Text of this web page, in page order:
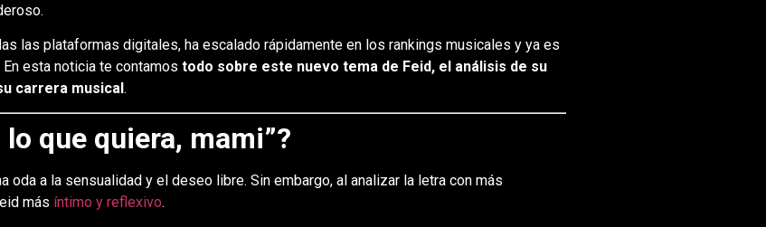
las plataformas digitales, ha escalado rápidamente en los rankings musicales y ya es
esta noticia te contamos todo sobre este nuevo tema de Feid, el análisis de su
carrera musical.
que quiera, mami”?
oda a la sensualidad y el deseo libre. Sin embargo, al analizar la letra con más
más íntimo y reflexivo.